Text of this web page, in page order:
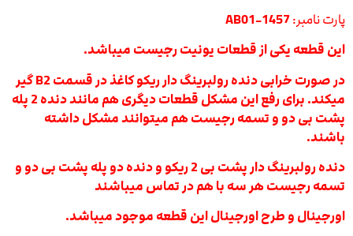
پارت نامبر:
این قطعه یکی از قطعات یونیت رجیست میباشد.
در صورت خرابی دنده رولبرینگ دار ریکو کاغذ در قسمت B2 گیر
میکند. برای رفع این مشکل قطعات دیگری هم مانند دنده 2 پله
پشت بی دو و تسمه رجیست هم میتوانند مشکل داشته
باشند.
دنده رولبرینگ دار پشت بی 2 ریکو و دنده دو پله پشت بی دو و
تسمه رجیست هر سه با هم در تماس میباشند
اورجینال و طرح اورجینال این قطعه موجود میباشد.